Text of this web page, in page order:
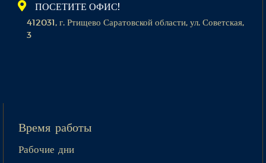
ПОСЕТИТЕ ОФИС!
412031, г. Ртищево Саратовской области, ул. Советская,
3
Время работы
Рабочие дни